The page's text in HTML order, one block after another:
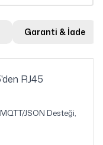
Garanti & İade
RJ45
JSON Desteği,